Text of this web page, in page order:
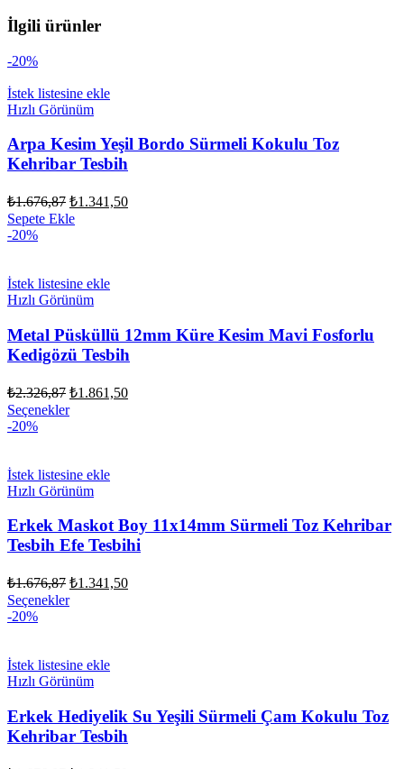
İlgili ürünler
-20%
İstek listesine ekle
Hızlı Görünüm
Arpa Kesim Yeşil Bordo Sürmeli Kokulu Toz
Kehribar Tesbih
₺1.676,87 Orijinal
fiyat:
₺1.341,50Şu
Sepete Ekle
-20%
İstek listesine ekle
Hızlı Görünüm
Metal Püsküllü 12mm Küre Kesim Mavi Fosforlu
Kedigözü Tesbih
₺2.326,87 Orijinal
fiyat:
₺1.861,50Şu
Seçenekler
-20%
İstek listesine ekle
Hızlı Görünüm
Erkek Maskot Boy 11x14mm Sürmeli Toz Kehribar
Tesbih Efe Tesbihi
₺1.676,87 Orijinal
fiyat:
₺1.341,50Şu
Seçenekler
-20%
İstek listesine ekle
Hızlı Görünüm
Erkek Hediyelik Su Yeşili Sürmeli Çam Kokulu Toz
Kehribar Tesbih